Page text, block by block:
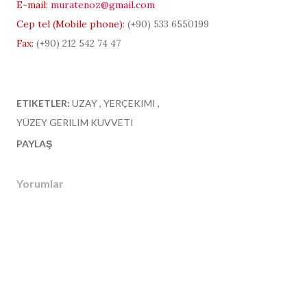
E-mail: muratenoz@gmail.com
Cep tel (Mobile phone): (+90) 533 6550199
Fax: (+90) 212 542 74 47
ETIKETLER: UZAY YERÇEKIMI
YÜZEY GERILIM KUVVETI
PAYLAŞ
Yorumlar